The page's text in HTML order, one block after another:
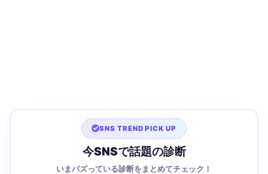
SNS TREND PICK UP
今SNSで話題の診断
いまバズっている診断をまとめてチェック！